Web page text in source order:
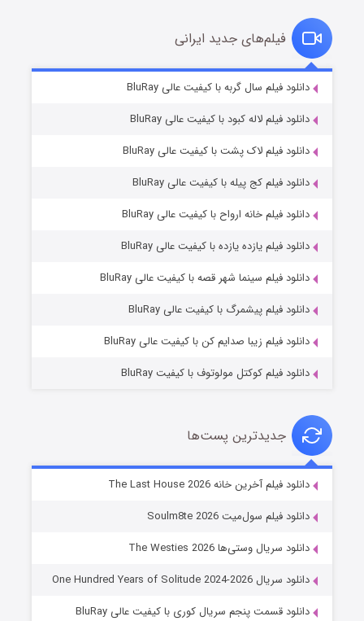
قسمت۷ (زیرنویس) منتشر شد
خاندان اژدها فصل ۳
فیلم‌های جدید ایرانی
دانلود فیلم سال گربه با کیفیت عالی BluRay
دانلود فیلم لاله کبود با کیفیت عالی BluRay
دانلود فیلم لاک پشت با کیفیت عالی BluRay
دانلود فیلم کج‌ پیله با کیفیت عالی BluRay
دانلود فیلم خانه ارواح با کیفیت عالی BluRay
دانلود فیلم یازده یازده با کیفیت عالی BluRay
دانلود فیلم سینما شهر قصه با کیفیت عالی BluRay
دانلود فیلم پیشمرگ با کیفیت عالی BluRay
دانلود فیلم زیبا صدایم کن با کیفیت عالی BluRay
دانلود فیلم کوکتل مولوتوف با کیفیت BluRay
جدیدترین پست‌ها
دانلود فیلم آخرین خانه The Last House 2026
دانلود فیلم سول‌میت Soulm8te 2026
دانلود سریال وستی‌ها The Westies 2026
دانلود سریال One Hundred Years of Solitude 2024-2026
دانلود قسمت پنجم سریال کوری با کیفیت عالی BluRay